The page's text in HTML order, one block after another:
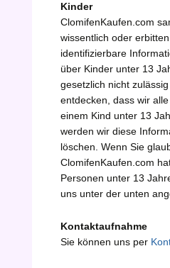
Kinder
ClomifenKaufen.com
wissentlich oder
identifizierbare
über Kinder unter 13
gesetzlich nicht
entdecken, dass wir
einem Kind unter 13
werden wir diese
löschen. Wenn Sie
ClomifenKaufen.com
Personen unter 13
uns unter der unten
Kontaktaufnahme
Sie können uns per